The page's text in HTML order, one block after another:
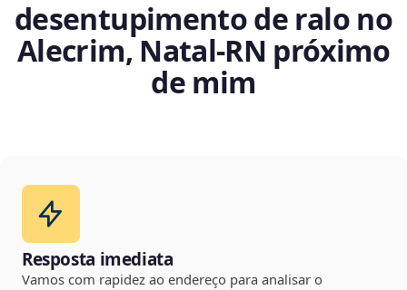
desentupimento de ralo no
Alecrim, Natal‑RN próximo
de mim
Resposta imediata
Vamos com rapidez ao endereço para analisar o